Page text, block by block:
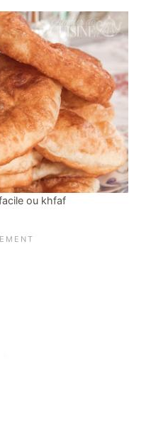
ou khfaf